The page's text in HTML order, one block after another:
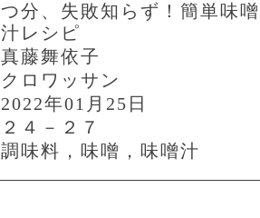
つ分、失敗知らず！簡単味
汁レシピ
真藤舞依子
クロワッサン
2022年01月25日
２４－２７
調味料，味噌，味噌汁